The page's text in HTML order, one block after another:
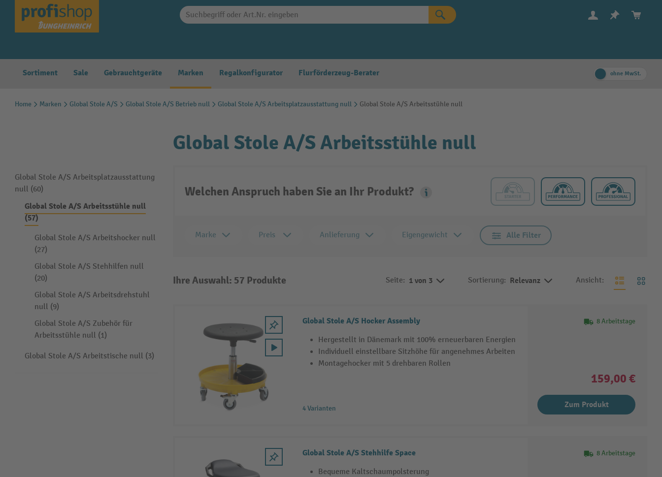
Zur Hauptnavigation springen
Sortiment Sale Gebrauchtgeräte Marken Regalkonfigurator Flurförderzeug-Berater ohne MwSt.
Home Marken Global Stole A/S Global Stole A/S Betrieb null Global Stole A/S Arbeitsplatzausstattung null Global Stole A/S Arbeitsstühle null
Global Stole A/S Arbeitsplatzausstattung
null (60)
Global Stole A/S Arbeitsstühle null
(57)
Global Stole A/S Arbeitshocker null
(27)
Global Stole A/S Stehhilfen null
(20)
Global Stole A/S Arbeitsdrehstuhl
null (9)
Global Stole A/S Zubehör für
Arbeitsstühle null (1)
Global Stole A/S Arbeitstische null (3)
Global Stole A/S Arbeitsstühle null
Welchen Anspruch haben Sie an Ihr Produkt?
Marke Preis Anlieferung Eigengewicht Alle Filter
Ihre Auswahl: 57 Produkte Seite: 1 von 3 Sortierung: Relevanz Ansicht:
Global Stole A/S Hocker Assembly
Hergestellt in Dänemark mit 100% erneuerbaren Energien
Individuell einstellbare Sitzhöhe für angenehmes Arbeiten
Montagehocker mit 5 drehbaren Rollen
4 Varianten
8 Arbeitstage
159,00 €
Zum Produkt
Global Stole A/S Stehhilfe Space
Bequeme Kaltschaumpolsterung
8 Arbeitstage